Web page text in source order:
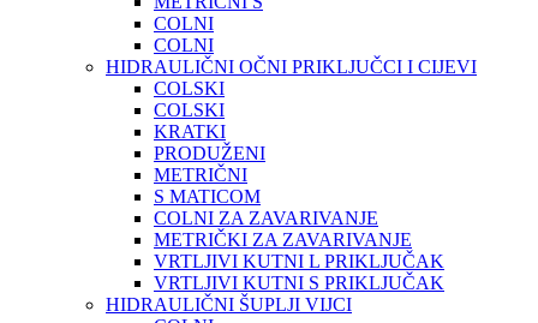
COLNI
COLNI
HIDRAULIČNI OČNI PRIKLJUČCI I CIJEVI
COLSKI
COLSKI
KRATKI
PRODUŽENI
METRIČNI
S MATICOM
COLNI ZA ZAVARIVANJE
METRIČKI ZA ZAVARIVANJE
VRTLJIVI KUTNI L PRIKLJUČAK
VRTLJIVI KUTNI S PRIKLJUČAK
HIDRAULIČNI ŠUPLJI VIJCI